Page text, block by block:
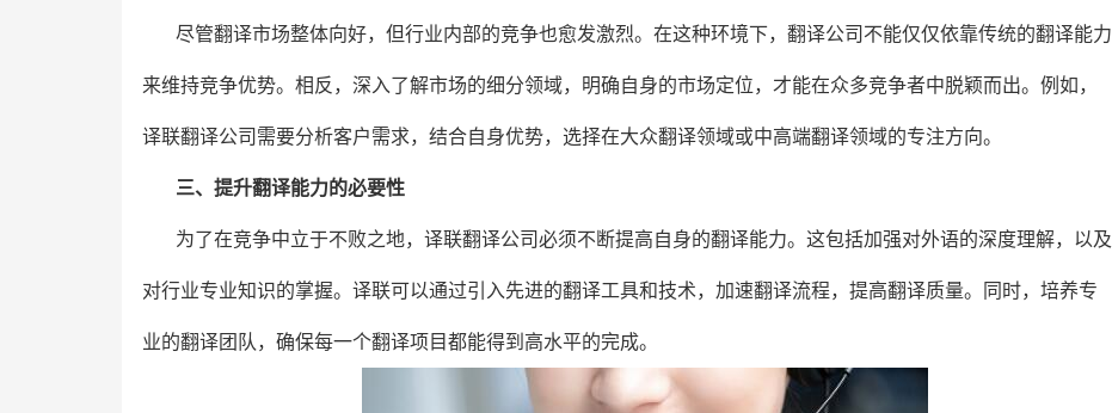
尽管翻译市场整体向好，但行业内部的竞争也愈发激烈。在这种环境下，翻译公司不能仅仅依靠传统的翻译能力
来维持竞争优势。相反，深入了解市场的细分领域，明确自身的市场定位，才能在众多竞争者中脱颖而出。例如，
译联翻译公司需要分析客户需求，结合自身优势，选择在大众翻译领域或中高端翻译领域的专注方向。
三、提升翻译能力的必要性
为了在竞争中立于不败之地，译联翻译公司必须不断提高自身的翻译能力。这包括加强对外语的深度理解，以及
对行业专业知识的掌握。译联可以通过引入先进的翻译工具和技术，加速翻译流程，提高翻译质量。同时，培养专
业的翻译团队，确保每一个翻译项目都能得到高水平的完成。